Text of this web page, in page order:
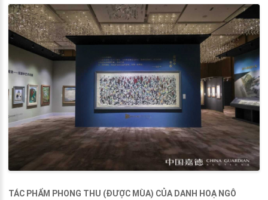
TÁC PHẨM PHONG THU (ĐƯỢC MÙA) CỦA DANH HOẠ NGÔ